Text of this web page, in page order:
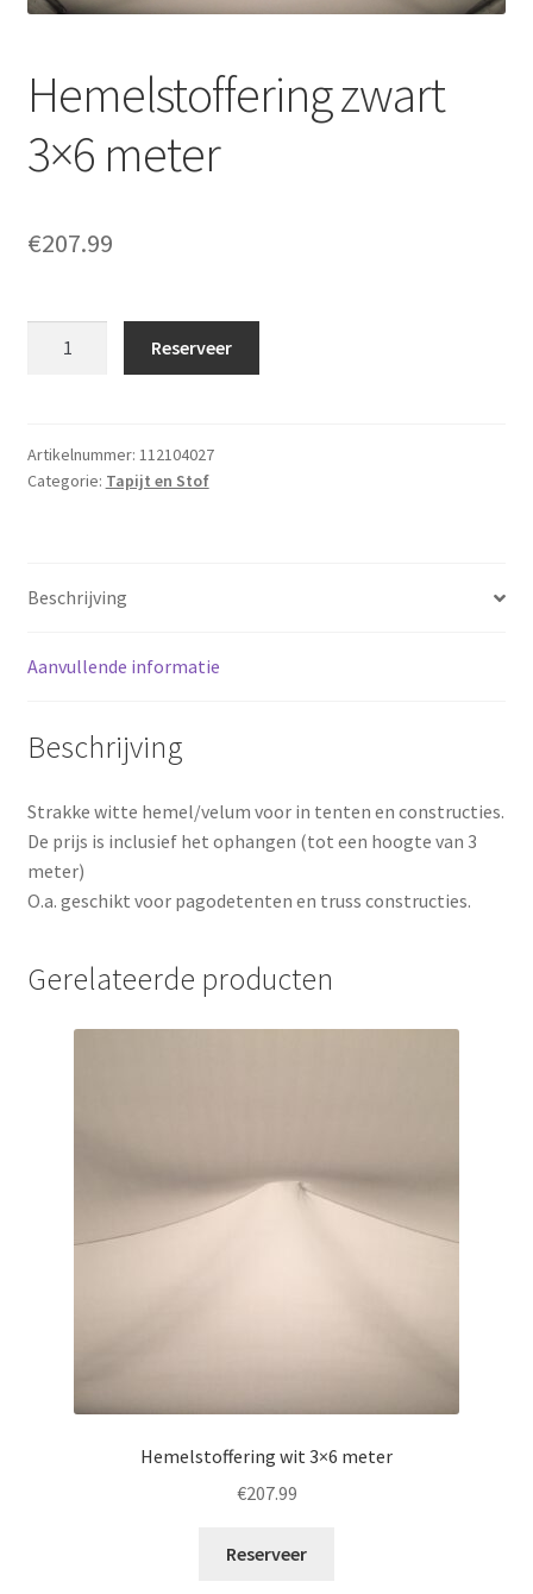
Privacybeleid
Hemelstoffering zwart
3×6 meter
€207.99
aantal
Reserveer
Artikelnummer: 112104027
Categorie: Tapijt en Stof
Beschrijving
Aanvullende informatie
Beschrijving
Strakke witte hemel/velum voor in tenten en constructies.
De prijs is inclusief het ophangen (tot een hoogte van 3
meter)
O.a. geschikt voor pagodetenten en truss constructies.
Gerelateerde producten
Hemelstoffering wit 3×6 meter
€207.99
Reserveer